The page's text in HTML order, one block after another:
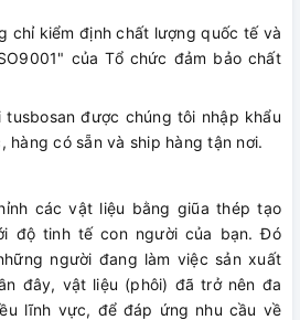
chỉ kiểm định chất lượng quốc tế và
của Tổ chức đảm bảo chất
tusbosan được chúng tôi nhập khẩu
hàng có sẵn và ship hàng tận nơi.
các vật liệu bằng giũa thép tạo
độ tinh tế con người của bạn. Đó
người đang làm việc sản xuất
đây, vật liệu (phôi) đã trở nên đa
lĩnh vực, để đáp ứng nhu cầu về